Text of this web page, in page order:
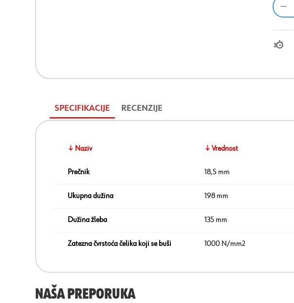
SPECIFIKACIJE RECENZIJE
↓ Naziv ↓ Vrednost
Prečnik 18,5 mm
Ukupna dužina 198 mm
Dužina žleba 135 mm
Zatezna čvrstoća čelika koji se buši 1000 N/mm2
NAŠA PREPORUKA